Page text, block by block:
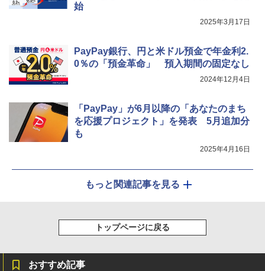
始
2025年3月17日
PayPay銀行、円と米ドル預金で年金利2.
0％の「預金革命」 預入期間の固定なし
2024年12月4日
「PayPay」が6月以降の「あなたのまち
を応援プロジェクト」を発表 5月追加分
も
2025年4月16日
もっと関連記事を見る
トップページに戻る
おすすめ記事